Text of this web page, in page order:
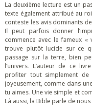
La deuxième lecture est un
texte également attribué au
conteste les avis dominants
Il peut parfois donner
commence avec le fameux «
trouve plutôt lucide sur ce
passage sur la terre, bien
l’univers. L’auteur de ce
profiter tout simplement de
joyeusement, comme dans
tu aimes. Une vie simple et
Là aussi, la Bible parle de